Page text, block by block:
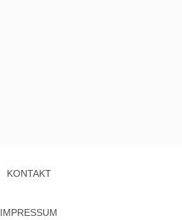
KONTAKT
IMPRESSUM